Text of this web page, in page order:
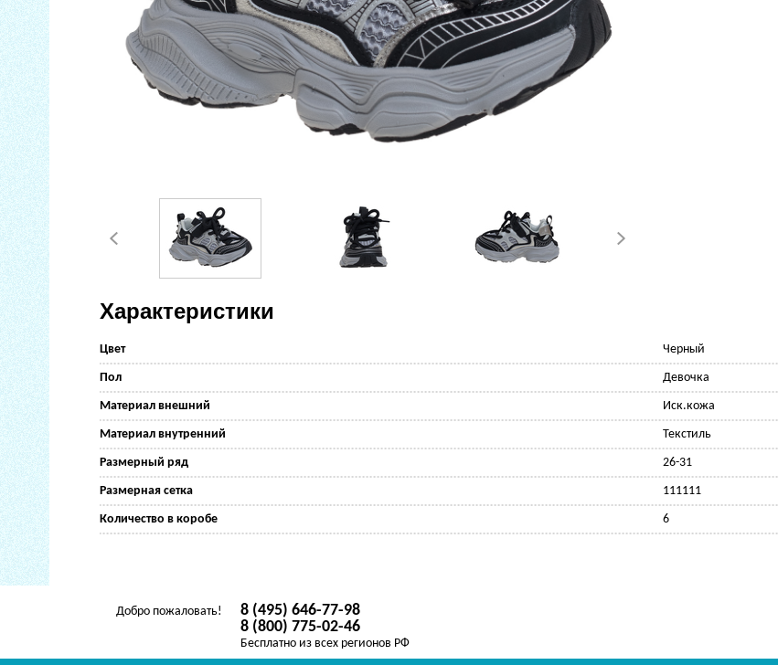
Характеристики
Цвет Черный
Пол Девочка
Материал внешний Иск.кожа
Материал внутренний Текстиль
Размерный ряд 26-31
Размерная сетка 111111
Количество в коробе 6
Добро пожаловать!
8 (495) 646-77-98
8 (800) 775-02-46
Бесплатно из всех регионов РФ